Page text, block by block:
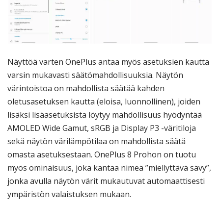
Näyttöä varten OnePlus antaa myös asetuksien kautta
varsin mukavasti säätömahdollisuuksia. Näytön
värintoistoa on mahdollista säätää kahden
oletusasetuksen kautta (eloisa, luonnollinen), joiden
lisäksi lisäasetuksista löytyy mahdollisuus hyödyntää
AMOLED Wide Gamut, sRGB ja Display P3 -väritiloja
sekä näytön värilämpötilaa on mahdollista säätä
omasta asetuksestaan. OnePlus 8 Prohon on tuotu
myös ominaisuus, joka kantaa nimeä ”miellyttävä sävy”,
jonka avulla näytön värit mukautuvat automaattisesti
ympäristön valaistuksen mukaan.